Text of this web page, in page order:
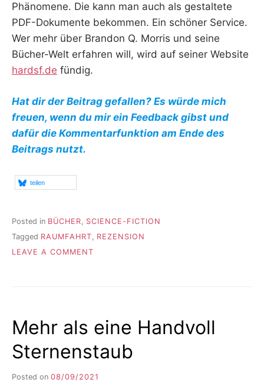
Phänomene. Die kann man auch als gestaltete
PDF-Dokumente bekommen. Ein schöner Service.
Wer mehr über Brandon Q. Morris und seine
Bücher-Welt erfahren will, wird auf seiner Website
hardsf.de fündig.
Hat dir der Beitrag gefallen? Es würde mich
freuen, wenn du mir ein Feedback gibst und
dafür die Kommentarfunktion am Ende des
Beitrags nutzt.
teilen
Posted in BÜCHER
SCIENCE-FICTION
Tagged RAUMFAHRT, REZENSION
LEAVE A COMMENT
Mehr als eine Handvoll
Sternenstaub
Posted on 08/09/2021